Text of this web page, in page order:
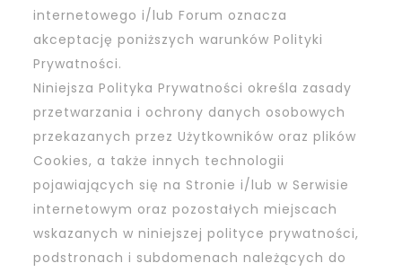
internetowego i/lub Forum oznacza
akceptację poniższych warunków Polityki
Prywatności.
Niniejsza Polityka Prywatności określa zasady
przetwarzania i ochrony danych osobowych
przekazanych przez Użytkowników oraz plików
Cookies, a także innych technologii
pojawiających się na Stronie i/lub w Serwisie
internetowym oraz pozostałych miejscach
wskazanych w niniejszej polityce prywatności,
podstronach i subdomenach należących do